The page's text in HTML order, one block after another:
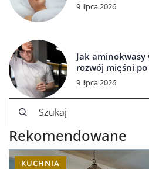
9 lipca 2026
Jak
rozwój mięśni
9 lipca 2026
Rekomendowane
KUCHNIA